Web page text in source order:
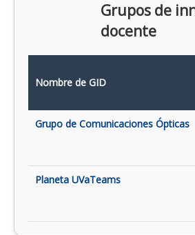
Grupos de
docente
Nombre de GID
Grupo de Comunicaciones Ópticas
Planeta UVaTeams